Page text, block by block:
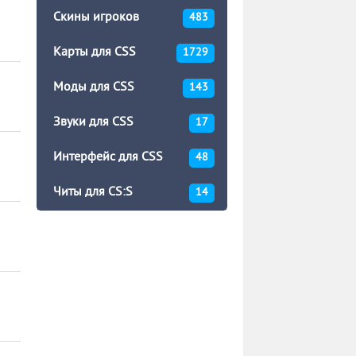
Скины игроков 483
Карты для CSS 1729
Моды для CSS 143
Звуки для CSS 17
Интерфейс для CSS 48
Читы для CS:S 14